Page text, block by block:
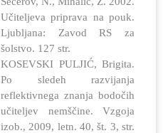
Učiteljeva priprava na pouk.
Ljubljana: Zavod RS za
šolstvo. 127 str.
KOSEVSKI PULJIĆ, Brigita.
Po sledeh razvijanja
reflektivnega znanja bodočih
učiteljev nemščine. Vzgoja
izob., 2009, letn. 40, št. 3, str.